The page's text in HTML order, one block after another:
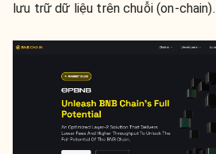
lưu trữ dữ liệu trên chuỗi (on-chain).